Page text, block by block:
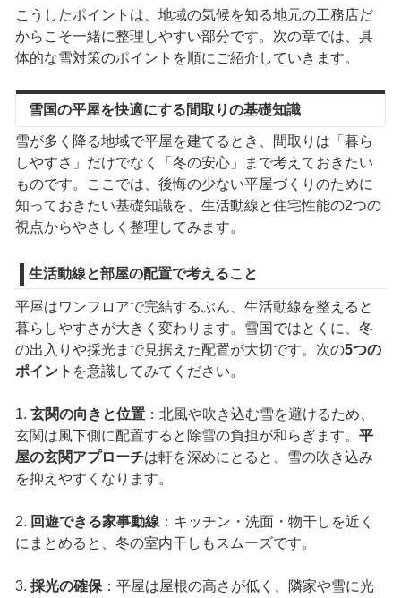
こうしたポイントは、地域の気候を知る地元の工務店だ
からこそ一緒に整理しやすい部分です。次の章では、具
体的な雪対策のポイントを順にご紹介していきます。
雪国の平屋を快適にする間取りの基礎知識
雪が多く降る地域で平屋を建てるとき、間取りは「暮ら
しやすさ」だけでなく「冬の安心」まで考えておきたい
ものです。ここでは、後悔の少ない平屋づくりのために
知っておきたい基礎知識を、生活動線と住宅性能の2つの
視点からやさしく整理してみます。
生活動線と部屋の配置で考えること
平屋はワンフロアで完結するぶん、生活動線を整えると
暮らしやすさが大きく変わります。雪国ではとくに、冬
の出入りや採光まで見据えた配置が大切です。次の5つの
ポイント を意識してみてください。
1. 玄関の向きと位置：北風や吹き込む雪を避けるため、
玄関は風下側に配置すると除雪の負担が和らぎます。 平
屋の玄関アプローチは軒を深めにとると、雪の吹き込み
を抑えやすくなります。
2. 回遊できる家事動線：キッチン・洗面・物干しを近く
にまとめると、冬の室内干しもスムーズです。
3. 採光の確保：平屋は屋根の高さが低く、隣家や雪に光